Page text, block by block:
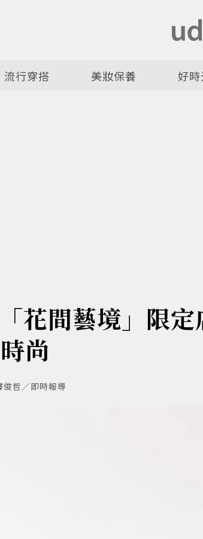
流行穿搭 美妝保養 好時
間藝境」限定
尚
哲／即時報導